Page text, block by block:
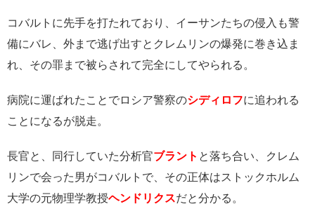
コバルトに先手を打たれており、イーサンたちの侵入も警
備にバレ、外まで逃げ出すとクレムリンの爆発に巻き込ま
れ、その罪まで被らされて完全にしてやられる。
病院に運ばれたことでロシア警察のシディロフに追われる
ことになるが脱走。
長官と、同行していた分析官ブラント と落ち合い、クレム
リンで会った男がコバルトで、その正体はストックホルム
大学の元物理学教授ヘンドリクスだと分かる。